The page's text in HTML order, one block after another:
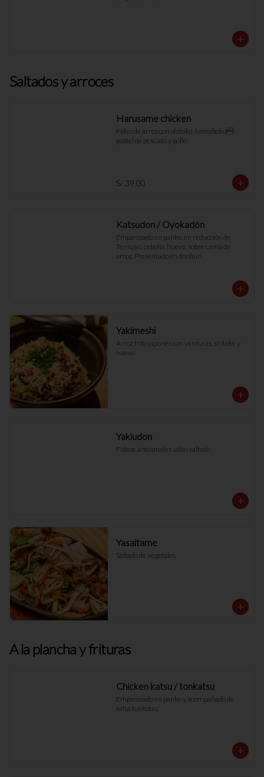
Saltados y arroces
Harusame chicken
Fideo de arroz con shitake, kamaboko-
pastel de pescado y pollo
S/ 39.00
Katsudon / Oyokadón
Empanizado en panko, en reducción de
Tensuyo, cebolla, huevo, sobre cama de
arroz. Presentado en donburi
Yakimeshi
Arroz frito japonés con verduras, shitake y
huevo
Yakiudon
Fideos artesanales udón saltado
Yasaitame
Saltado de vegetales
A la plancha y frituras
Chicken katsu / tonkatsu
Empanizado en panko y acompañado de
salsa tonkotsu